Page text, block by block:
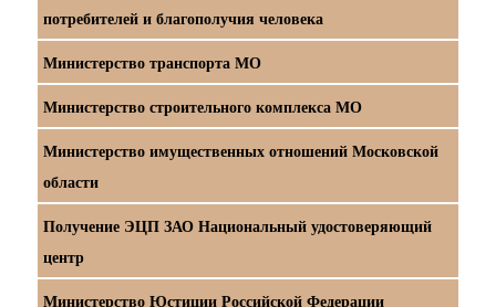
потребителей и благополучия человека
Министерство транспорта МО
Министерство строительного комплекса МО
Министерство имущественных отношений Московской
области
Получение ЭЦП ЗАО Национальный удостоверяющий
центр
Министерство Юстиции Российской Федерации